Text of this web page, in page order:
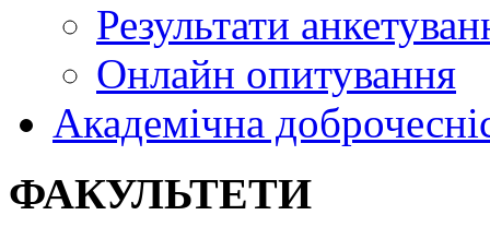
Результати
Онлайн опитування
Академічна
ФАКУЛЬТЕТИ